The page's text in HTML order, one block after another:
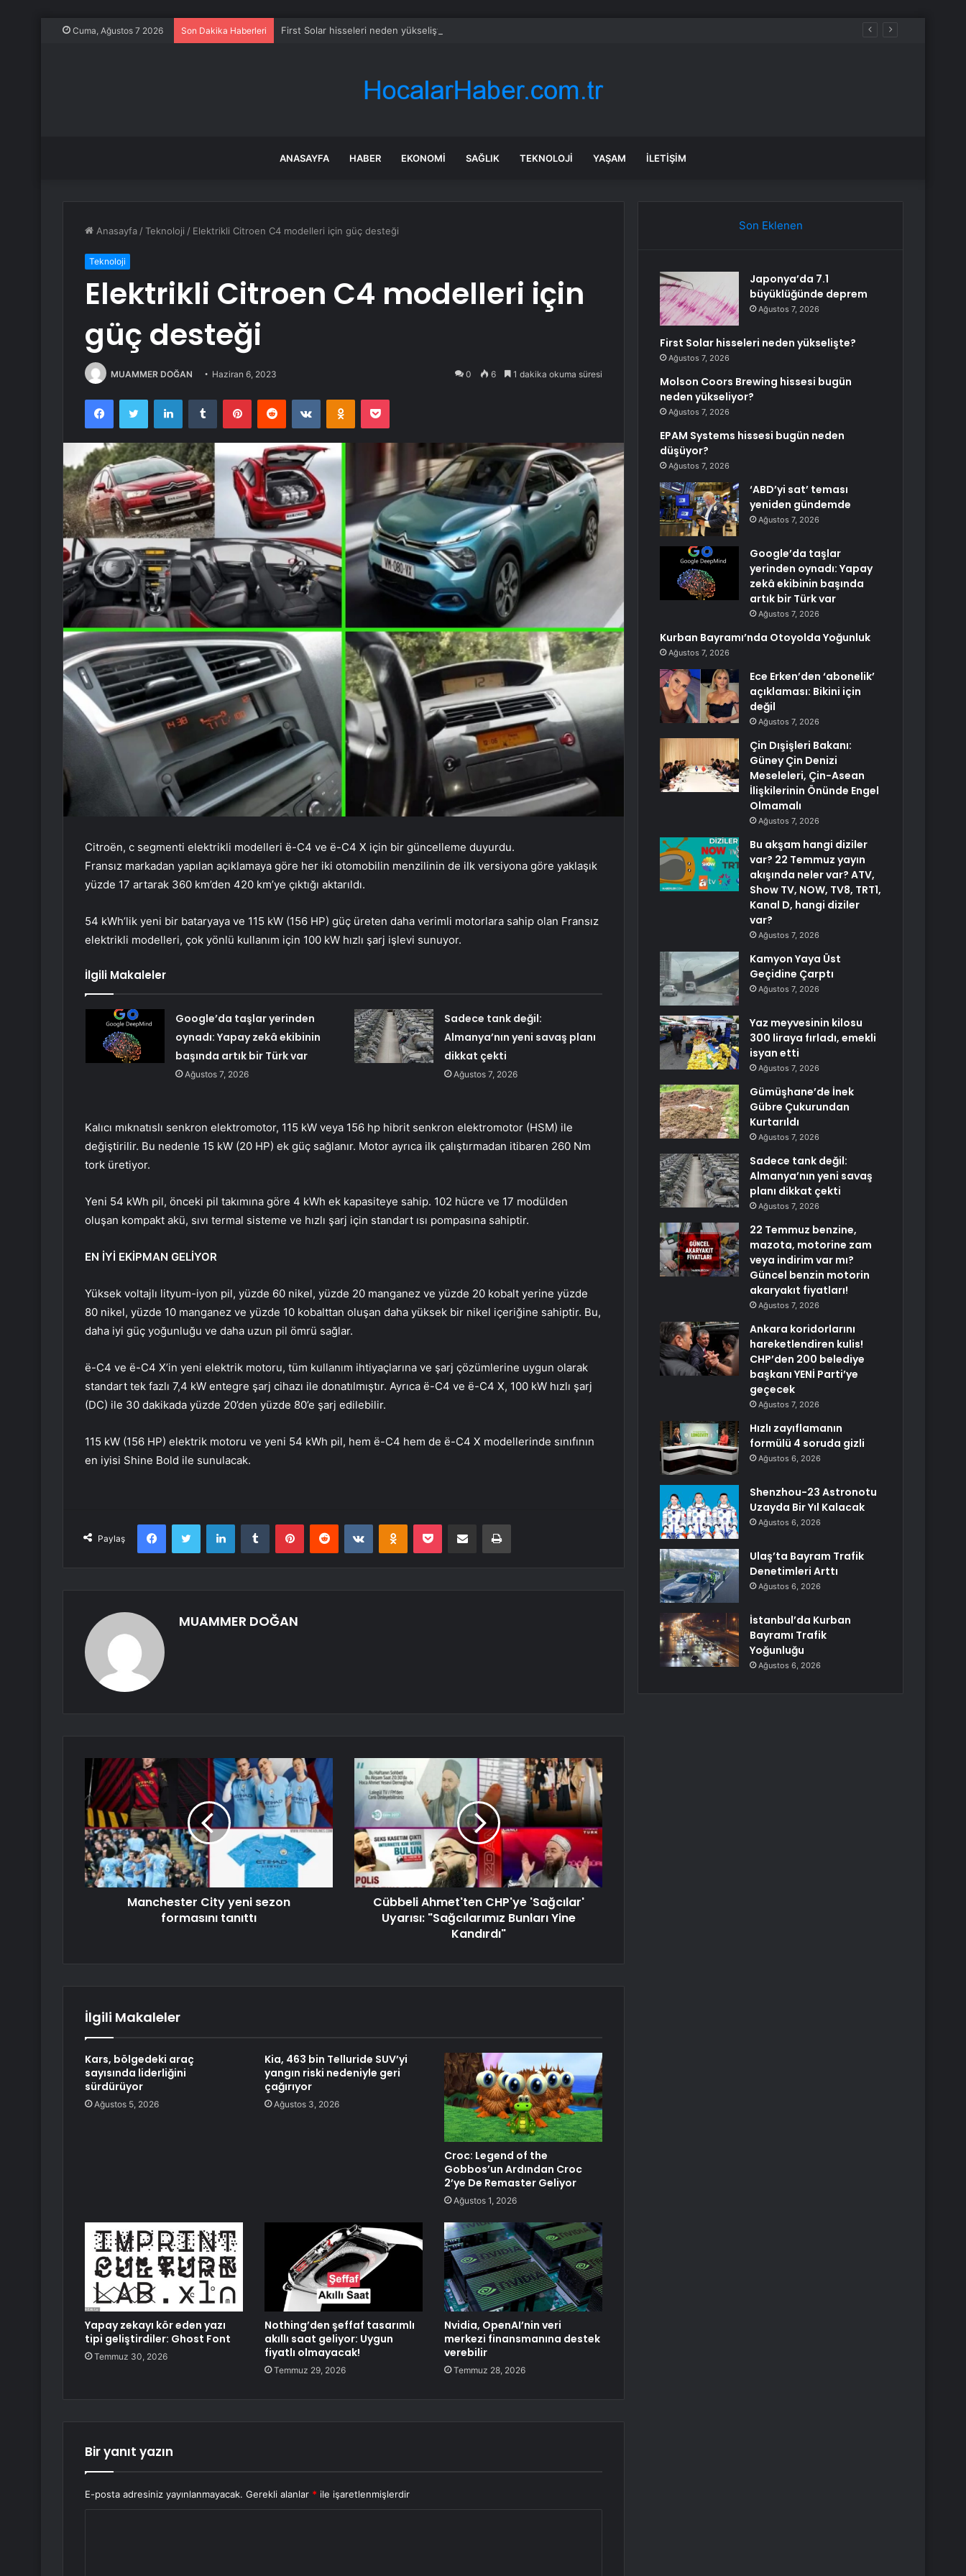
Cuma, Ağustos 7 2026 Son Dakika Haberleri First Solar hisseleri neden yükselişte?
ANASAYFA HABER EKONOMI SAĞLIK TEKNOLOJI YAŞAM İLETIŞIM
Anasayfa /Teknoloji / Elektrikli Citroen C4 modelleri için güç desteği
Teknoloji
Elektrikli Citroen C4 modelleri için
güç desteği
MUAMMER DOĞAN Haziran 6, 2023 0 6 1 dakika okuma süresi
FacebookTwitter LinkedInTumblr PinterestReddit VKontakteOdnoklassniki
Pocket
Citroën, c segmenti elektrikli modelleri ë-C4 ve ë-C4 X için bir güncelleme duyurdu.
Fransız markadan yapılan açıklamaya göre her iki otomobilin menzilinin de ilk versiyona göre yaklaşık
yüzde 17 artarak 360 km’den 420 km’ye çıktığı aktarıldı.
54 kWh’lik yeni bir bataryaya ve 115 kW (156 HP) güç üreten daha verimli motorlara sahip olan Fransız
elektrikli modelleri, çok yönlü kullanım için 100 kW hızlı şarj işlevi sunuyor.
İlgili Makaleler
Google’da taşlar yerinden
oynadı: Yapay zekâ ekibinin
başında artık bir Türk var
Ağustos 7, 2026
Sadece tank değil:
Almanya’nın yeni savaş planı
dikkat çekti
Ağustos 7, 2026
Kalıcı mıknatıslı senkron elektromotor, 115 kW veya 156 hp hibrit senkron elektromotor (HSM) ile
değiştirilir. Bu nedenle 15 kW (20 HP) ek güç sağlanır. Motor ayrıca ilk çalıştırmadan itibaren 260 Nm
tork üretiyor.
Yeni 54 kWh pil, önceki pil takımına göre 4 kWh ek kapasiteye sahip. 102 hücre ve 17 modülden
oluşan kompakt akü, sıvı termal sisteme ve hızlı şarj için standart ısı pompasına sahiptir.
EN İYİ EKİPMAN GELİYOR
Yüksek voltajlı lityum-iyon pil, yüzde 60 nikel, yüzde 20 manganez ve yüzde 20 kobalt yerine yüzde
80 nikel, yüzde 10 manganez ve yüzde 10 kobalttan oluşan daha yüksek bir nikel içeriğine sahiptir. Bu,
daha iyi güç yoğunluğu ve daha uzun pil ömrü sağlar.
ë-C4 ve ë-C4 X’in yeni elektrik motoru, tüm kullanım ihtiyaçlarına ve şarj çözümlerine uygun olarak
standart tek fazlı 7,4 kW entegre şarj cihazı ile donatılmıştır. Ayrıca ë-C4 ve ë-C4 X, 100 kW hızlı şarj
(DC) ile 30 dakikada yüzde 20’den yüzde 80’e şarj edilebilir.
115 kW (156 HP) elektrik motoru ve yeni 54 kWh pil, hem ë-C4 hem de ë-C4 X modellerinde sınıfının
en iyisi Shine Bold ile sunulacak.
Paylaş
FacebookTwitter LinkedInTumblr PinterestReddit VKontakteOdnoklassniki
Pocket E-Posta ile paylaş Yazdır
MUAMMER DOĞAN
Manchester City yeni sezon
formasını tanıttı
Cübbeli Ahmet'ten CHP'ye 'Sağcılar'
Uyarısı: "Sağcılarımız Bunları Yine
Kandırdı"
İlgili Makaleler
Kars, bölgedeki araç
sayısında liderliğini
sürdürüyor
Ağustos 5, 2026
Kia, 463 bin Telluride SUV’yi
yangın riski nedeniyle geri
çağırıyor
Ağustos 3, 2026
Croc: Legend of the
Gobbos’un Ardından Croc
2’ye De Remaster Geliyor
Ağustos 1, 2026
Yapay zekayı kör eden yazı
tipi geliştirdiler: Ghost Font
Temmuz 30, 2026
Nothing’den şeffaf tasarımlı
akıllı saat geliyor: Uygun
fiyatlı olmayacak!
Temmuz 29, 2026
Nvidia, OpenAI’nin veri
merkezi finansmanına destek
verebilir
Temmuz 28, 2026
Bir yanıt yazın
E-posta adresiniz yayınlanmayacak. Gerekli alanlar * ile işaretlenmişlerdir
Son Eklenen
Japonya’da 7.1
büyüklüğünde deprem
Ağustos 7, 2026
First Solar hisseleri neden yükselişte?
Ağustos 7, 2026
Molson Coors Brewing hissesi bugün
neden yükseliyor?
Ağustos 7, 2026
EPAM Systems hissesi bugün neden
düşüyor?
Ağustos 7, 2026
‘ABD’yi sat’ teması
yeniden gündemde
Ağustos 7, 2026
Google’da taşlar
yerinden oynadı: Yapay
zekâ ekibinin başında
artık bir Türk var
Ağustos 7, 2026
Kurban Bayramı’nda Otoyolda Yoğunluk
Ağustos 7, 2026
Ece Erken’den ‘abonelik’
açıklaması: Bikini için
değil
Ağustos 7, 2026
Çin Dışişleri Bakanı:
Güney Çin Denizi
Meseleleri, Çin-Asean
İlişkilerinin Önünde Engel
Olmamalı
Ağustos 7, 2026
Bu akşam hangi diziler
var? 22 Temmuz yayın
akışında neler var? ATV,
Show TV, NOW, TV8, TRT1,
Kanal D, hangi diziler
var?
Ağustos 7, 2026
Kamyon Yaya Üst
Geçidine Çarptı
Ağustos 7, 2026
Yaz meyvesinin kilosu
300 liraya fırladı, emekli
isyan etti
Ağustos 7, 2026
Gümüşhane’de İnek
Gübre Çukurundan
Kurtarıldı
Ağustos 7, 2026
Sadece tank değil:
Almanya’nın yeni savaş
planı dikkat çekti
Ağustos 7, 2026
22 Temmuz benzine,
mazota, motorine zam
veya indirim var mı?
Güncel benzin motorin
akaryakıt fiyatları!
Ağustos 7, 2026
Ankara koridorlarını
hareketlendiren kulis!
CHP’den 200 belediye
başkanı YENİ Parti’ye
geçecek
Ağustos 7, 2026
Hızlı zayıflamanın
formülü 4 soruda gizli
Ağustos 6, 2026
Shenzhou-23 Astronotu
Uzayda Bir Yıl Kalacak
Ağustos 6, 2026
Ulaş’ta Bayram Trafik
Denetimleri Arttı
Ağustos 6, 2026
İstanbul’da Kurban
Bayramı Trafik
Yoğunluğu
Ağustos 6, 2026